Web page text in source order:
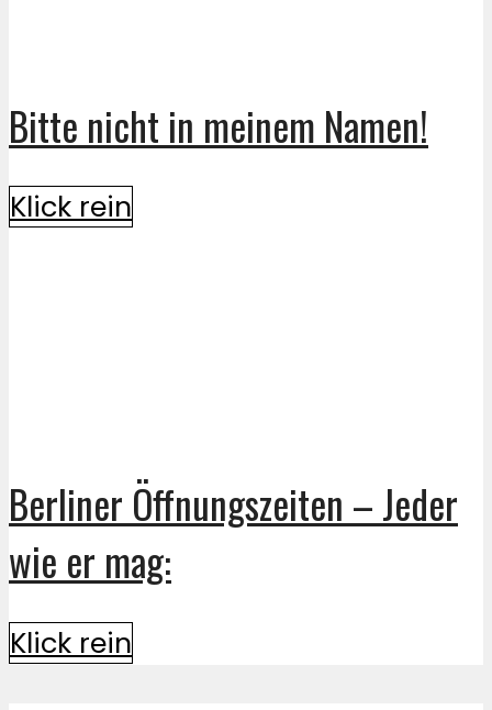
Bitte nicht in meinem Namen!
Klick rein
Berliner Öffnungszeiten – Jeder
wie er mag:
Klick rein